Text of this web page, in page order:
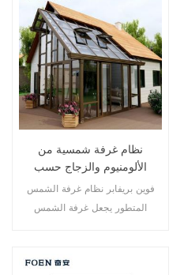
نظام غرفة شمسية من
الألومنيوم والزجاج حسب
الطلب
فوين بريفابر نظام غرفة الشمس
المتطور يجعل غرفة الشمس